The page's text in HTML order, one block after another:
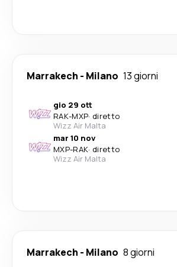
Marrakech - Milano 13 giorni
gio 29 ott
RAK-MXP· diretto
Wizz Air Malta
mar 10 nov
MXP-RAK· diretto
Wizz Air Malta
Marrakech - Milano 8 giorni